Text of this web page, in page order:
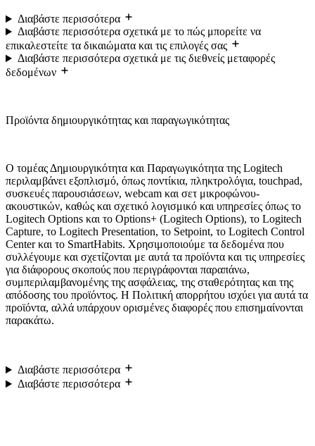
Διαβάστε περισσότερα
Διαβάστε περισσότερα σχετικά με το πώς μπορείτε να
επικαλεστείτε τα δικαιώματα και τις επιλογές σας
Διαβάστε περισσότερα σχετικά με τις διεθνείς μεταφορές
δεδομένων
Προϊόντα δημιουργικότητας και παραγωγικότητας
Ο τομέας Δημιουργικότητα και Παραγωγικότητα της Logitech
περιλαμβάνει εξοπλισμό, όπως ποντίκια, πληκτρολόγια, touchpad,
συσκευές παρουσιάσεων, webcam και σετ μικροφώνου-
ακουστικών, καθώς και σχετικό λογισμικό και υπηρεσίες όπως το
Logitech Options και το Options+ (Logitech Options), το Logitech
Capture, το Logitech Presentation, το Setpoint, το Logitech Control
Center και το SmartHabits. Χρησιμοποιούμε τα δεδομένα που
συλλέγουμε και σχετίζονται με αυτά τα προϊόντα και τις υπηρεσίες
για διάφορους σκοπούς που περιγράφονται παραπάνω,
συμπεριλαμβανομένης της ασφάλειας, της σταθερότητας και της
απόδοσης του προϊόντος. Η Πολιτική απορρήτου ισχύει για αυτά τα
προϊόντα, αλλά υπάρχουν ορισμένες διαφορές που επισημαίνονται
παρακάτω.
Διαβάστε περισσότερα
Διαβάστε περισσότερα